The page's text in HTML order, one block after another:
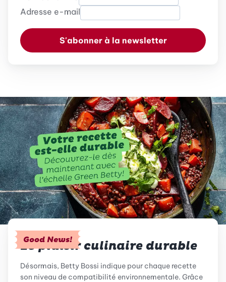
Adresse e-mail
S'abonner à la newsletter
Good News!
Le plaisir culinaire durable
Désormais, Betty Bossi indique pour chaque recette
son niveau de compatibilité environnementale. Grâce